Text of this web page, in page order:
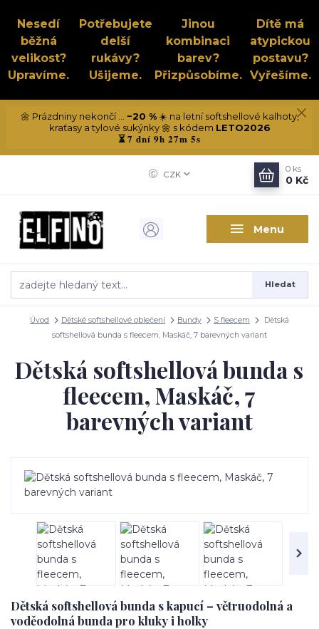
Nesedí
běžná
velikost?
Upravíme.
Potřebujete
delší
rukávy?
Ušijeme.
Jinou
kombinaci
barev?
Přizpůsobíme.
Dítě má
atypickou
postavu?
Vyřešíme.
🌼 Prázdniny nekončí ... −20 %☀️ na letní softshellové kalhoty,
kraťasy a tylové sukýnky 🌼 s kódem LETO2026
⏳7 dní 9h 27m 5s
Menu
CZK
Hledat
0 ks
0 Kč
Úvod Dětské softshellové oblečení Bundy S fleecem
Dětská
softshellová bunda s fleecem, Maskáč, 7 barevných variant
Dětská softshellová bunda s
fleecem, Maskáč, 7
barevných variant
Dětská softshellová bunda s kapucí – větruodolná a
voděodolná bunda pro kluky i holky